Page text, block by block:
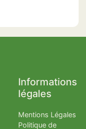
Informations
légales
Mentions Légales
Politique de